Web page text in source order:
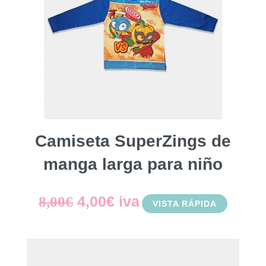
Camiseta SuperZings de
manga larga para niño
8,00€ El
4,00€Eliva VISTA RÁPIDA